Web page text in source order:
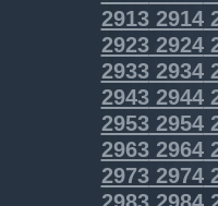
29132914
29232924
29332934
29432944
29532954
29632964
29732974